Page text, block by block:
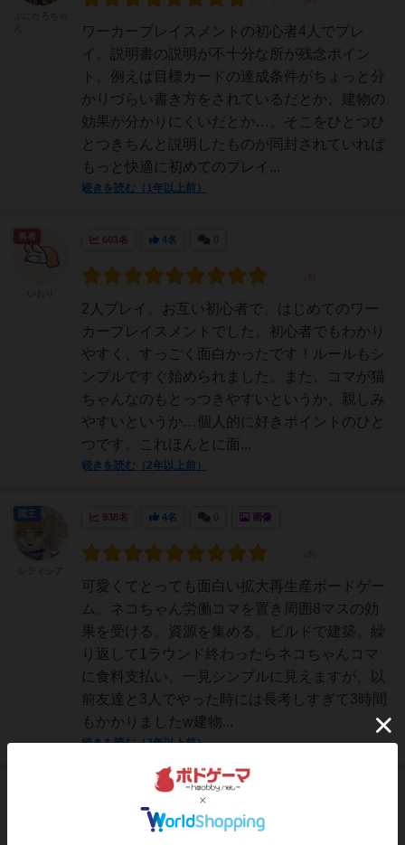
ワーカープレイスメントの初心者4人でプレ
イ。説明書の説明が不十分な所が残念ポイン
ト。例えば目標カードの達成条件がちょっと分
かりづらい書き方をされているだとか、建物の
効果が分かりにくいだとか…。そこをひとつひ
とつきちんと説明したものが同封されていれば
もっと快適に初めてのプレイ...
続きを読む（1年以上前）
603名 4名
2人プレイ。お互い初心者で、はじめてのワー
カープレイスメントでした。初心者でもわかり
やすく、すっごく面白かったです！ルールもシ
ンプルですぐ始められました。また、コマが猫
ちゃんなのもとっつきやすいというか、親しみ
やすいというか…個人的に好きポイントのひと
つです。これほんとに面...
続きを読む（2年以上前）
938名 4名 画像
可愛くてとっても面白い拡大再生産ボードゲー
ム。ネコちゃん労働コマを置き周囲8マスの効
果を受ける。資源を集める。ビルドで建築。繰
り返して1ラウンド終わったらネコちゃんコマ
に食料支払い。一見シンプルに見えますが、以
前友達と3人でやった時には長考しすぎて3時間
もかかりましたw建物...
続きを読む（2年以上前）
国王
0名